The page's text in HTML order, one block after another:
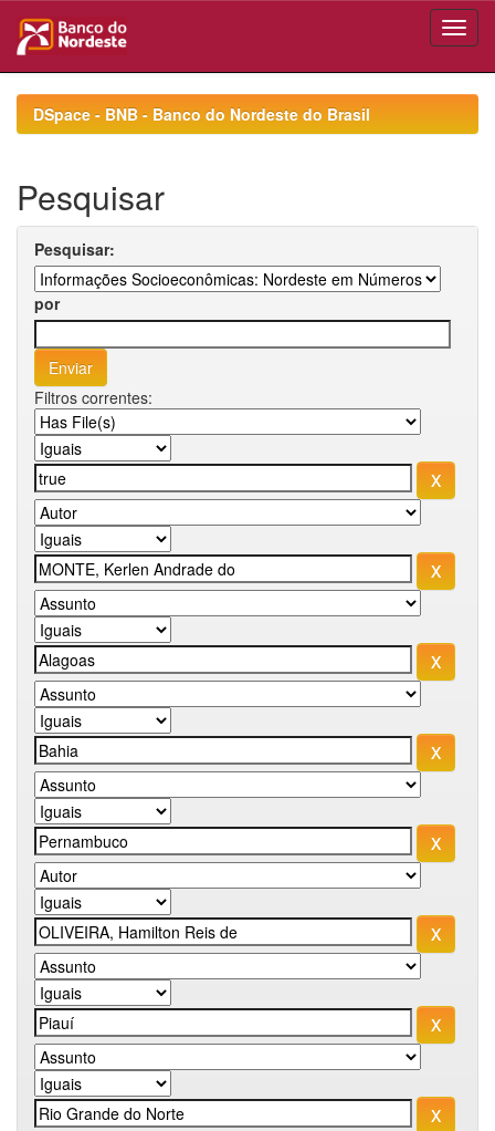
navigationDSpace - BNB - Banco do Nordeste do Brasil
Pesquisar
Pesquisar:
por
Filtros correntes: